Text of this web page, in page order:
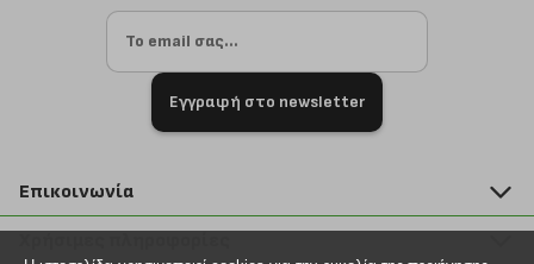
Εγγραφή στο newsletter
Επικοινωνία
211 2000 700